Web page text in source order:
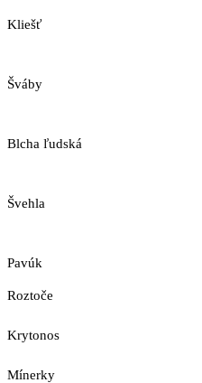
Kliešť
Šváby
Blcha ľudská
Švehla
Pavúk
Roztoče
Krytonos
Mínerky